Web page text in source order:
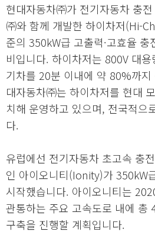
현대자동차㈜가 전기자동차 충
㈜와 함께 개발한 하이차저(Hi-
준의 350kW급 고출력·고효율
비입니다. 하이차저는 800V 대
기차를 20분 이내에 약 80%까
대자동차㈜는 하이차저를 현대
치해 운영하고 있으며, 전국적으
다.
유럽에선 전기자동차 초고속 충
인 아이오니티(Ionity)가 350kW
시작했습니다. 아이오니티는
관통하는 주요 고속도로 내에 총
구축을 진행할 계획입니다.